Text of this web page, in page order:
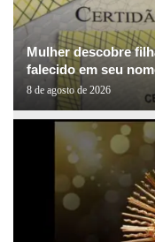
Mulher descobre
falecido em seu
8 de agosto de 2026